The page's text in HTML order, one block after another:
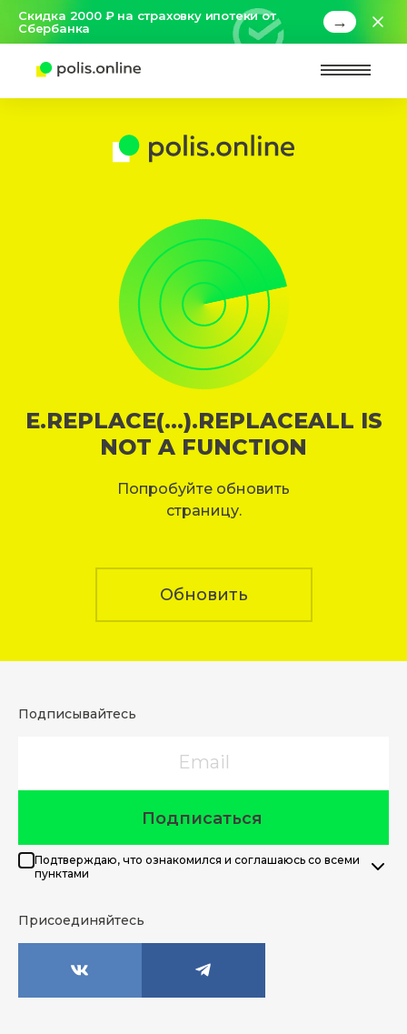
Скидка 2000 ₽ на страховку ипотеки от
Сбербанка
→
E.REPLACE(...).REPLACEALL IS
NOT A FUNCTION
Попробуйте обновить
страницу.
Обновить
Подписывайтесь
Подписаться
Подтверждаю, что ознакомился и соглашаюсь со всеми
пунктами
Присоединяйтесь